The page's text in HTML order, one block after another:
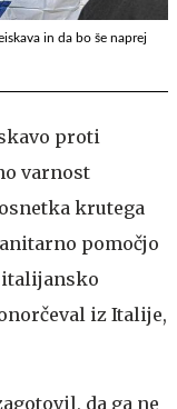
in da bo še naprej
proti
varnost
krutega
pomočjo
italijansko
iz Italije,
da ga ne